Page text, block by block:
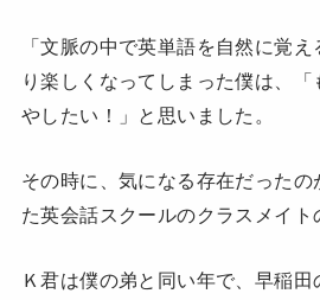
「文脈の中で英単語を自然に覚
り楽しくなってしまった僕は、
やしたい！」と思いました。
その時に、気になる存在だった
た英会話スクールのクラスメイト
Ｋ君は僕の弟と同い年で、早稲